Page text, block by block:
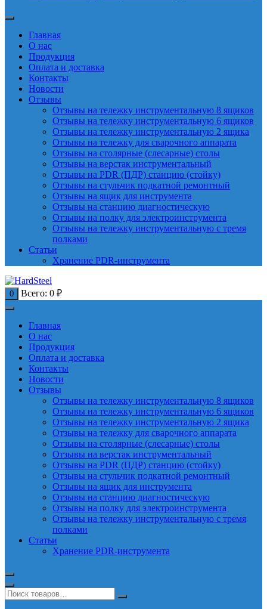
Главная
О нас
Продукция
Оплата и доставка
Контакты
Новости
Отзывы
Отзывы на тележку инструментальную 8 ящиков
Отзывы на тележку инструментальную 6 ящиков
Отзывы на тележку инструментальную 2 ящика
Отзывы на тележку для сварочного аппарата
Отзывы на столярные (слесарные) столы
Отзывы на верстак инструментальный
Отзывы на PDR (ПДР) станцию (стойку)
Отзывы на стульчик подкатной ремонтный
Отзывы на ящик для инструмента
Отзывы на станцию диагностическую
Отзывы на полку для электроинструмента
Отзывы на тележку инструментальную с тремя
полками
Статьи
Хранение PDR-инструмента
0 Всего: 0 ₽
Главная
О нас
Продукция
Оплата и доставка
Контакты
Новости
Отзывы
Отзывы на тележку инструментальную 8 ящиков
Отзывы на тележку инструментальную 6 ящиков
Отзывы на тележку инструментальную 2 ящика
Отзывы на тележку для сварочного аппарата
Отзывы на столярные (слесарные) столы
Отзывы на верстак инструментальный
Отзывы на PDR (ПДР) станцию (стойку)
Отзывы на стульчик подкатной ремонтный
Отзывы на ящик для инструмента
Отзывы на станцию диагностическую
Отзывы на полку для электроинструмента
Отзывы на тележку инструментальную с тремя
полками
Статьи
Хранение PDR-инструмента